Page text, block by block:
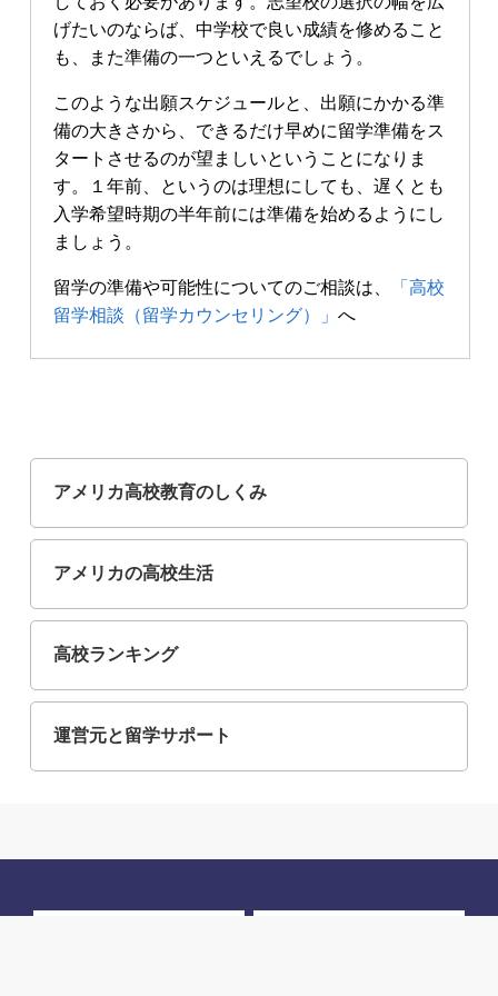
げたいのならば、中学校で良い成績を修めること
も、また準備の一つといえるでしょう。
このような出願スケジュールと、出願にかかる準
備の大きさから、できるだけ早めに留学準備をス
タートさせるのが望ましいということになりま
す。１年前、というのは理想にしても、遅くとも
入学希望時期の半年前には準備を始めるようにし
ましょう。
留学の準備や可能性についてのご相談は、
「高校
留学相談（留学カウンセリング）」へ
アメリカ高校教育のしくみ
アメリカの高校生活
高校ランキング
運営元と留学サポート